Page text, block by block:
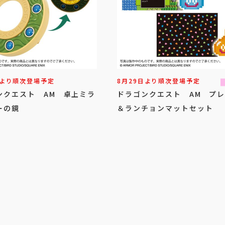
り順次登場予定
クエスト AM 卓上ミラ
鏡
8月29日より順次登場予定
ドラゴンクエスト AM プ
＆ランチョンマットセット